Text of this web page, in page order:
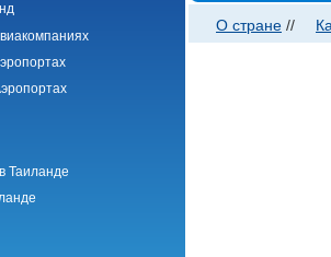
Таиланде
О стране //